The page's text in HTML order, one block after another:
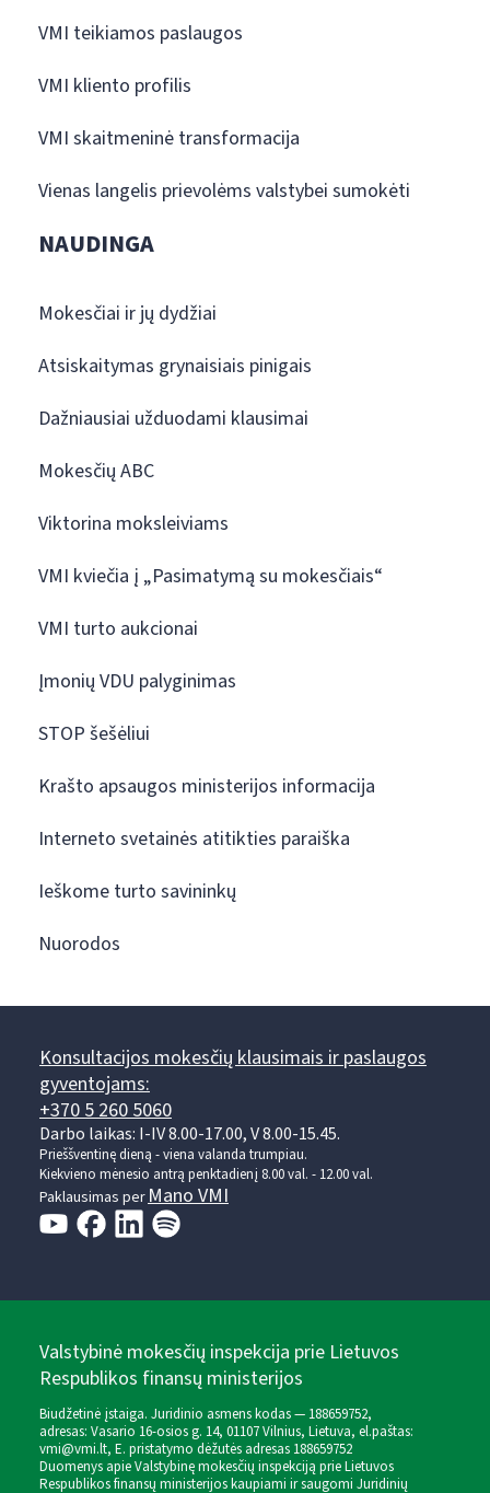
VMI teikiamos paslaugos
VMI kliento profilis
VMI skaitmeninė transformacija
Vienas langelis prievolėms valstybei sumokėti
NAUDINGA
Mokesčiai ir jų dydžiai
Atsiskaitymas grynaisiais pinigais
Dažniausiai užduodami klausimai
Mokesčių ABC
Viktorina moksleiviams
VMI kviečia į „Pasimatymą su mokesčiais“
VMI turto aukcionai
Įmonių VDU palyginimas
STOP šešėliui
Krašto apsaugos ministerijos informacija
Interneto svetainės atitikties paraiška
Ieškome turto savininkų
Nuorodos
Konsultacijos mokesčių klausimais ir paslaugos
gyventojams:
+370 5 260 5060
Darbo laikas: I-IV 8.00-17.00, V 8.00-15.45.
Prieššventinę dieną - viena valanda trumpiau.
Kiekvieno mėnesio antrą penktadienį 8.00 val. - 12.00 val.
Paklausimas per Mano VMI
Valstybinė mokesčių inspekcija prie Lietuvos
Respublikos finansų ministerijos
Biudžetinė įstaiga. Juridinio asmens kodas — 188659752,
adresas: Vasario 16-osios g. 14, 01107 Vilnius, Lietuva, el.paštas:
vmi@vmi.lt, E. pristatymo dėžutės adresas 188659752
Duomenys apie Valstybinę mokesčių inspekciją prie Lietuvos
Respublikos finansų ministerijos kaupiami ir saugomi Juridinių